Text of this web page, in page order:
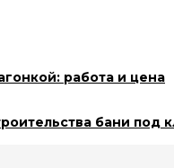
работа и цена
бани под